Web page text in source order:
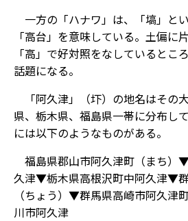
一方の「ハナワ」は、「塙」と
「高台」を意味している。土偏に
「高」で好対照をなしているとこ
話題になる。
「阿久津」（圷）の地名はその
県、栃木県、福島県一帯に分布し
には以下のようなものがある。
福島県郡山市阿久津町（まち）
久津▼栃木県高根沢町中阿久津▼
（ちょう）▼群馬県高崎市阿久津
川市阿久津